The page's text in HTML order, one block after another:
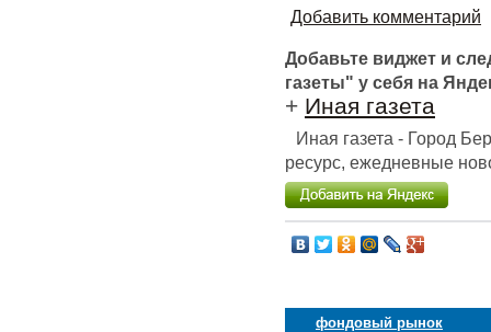
Добавить комментарий
Добавьте виджет и
газеты" у себя на
+ Иная газета
Иная газета - Город
ресурс, ежедневные
фондовый рынок